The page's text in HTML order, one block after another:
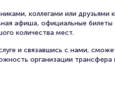
коллегами или друзьями
афиша, официальные билеты
количества мест.
и связавшись с нами,
организации трансфера